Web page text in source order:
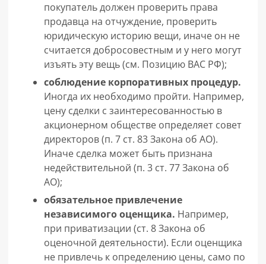
покупатель должен проверить права
продавца на отчуждение, проверить
юридическую историю вещи, иначе он не
считается добросовестным и у него могут
изъять эту вещь (см. Позицию ВАС РФ);
соблюдение корпоративных процедур.
Иногда их необходимо пройти. Например,
цену сделки с заинтересованностью в
акционерном обществе определяет совет
директоров (п. 7 ст. 83 Закона об АО).
Иначе сделка может быть признана
недействительной (п. 3 ст. 77 Закона об
АО);
обязательное привлечение
независимого оценщика. Например,
при приватизации (ст. 8 Закона об
оценочной деятельности). Если оценщика
не привлечь к определению цены, само по